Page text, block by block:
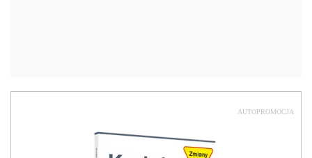
AUTOPROMOCJA